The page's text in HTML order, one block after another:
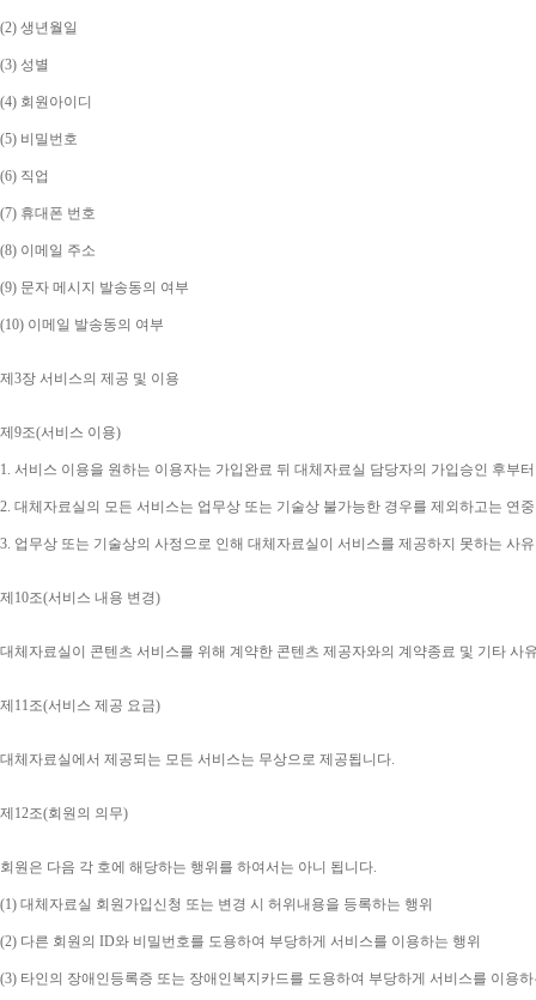
(2) 생년월일
(3) 성별
(4) 회원아이디
(5) 비밀번호
(6) 직업
(7) 휴대폰 번호
(8) 이메일 주소
(9) 문자 메시지 발송동의 여부
(10) 이메일 발송동의 여부
제 3장 서비스의 제공 및 이용
제 9조(서비스 이용)
1. 서비스 이용을 원하는 이용자는 가입완료 뒤 대체자료실 담당자의 가입승인 후부
2. 대체자료실의 모든 서비스는 업무상 또는 기술상 불가능한 경우를 제외하고는 연
3. 업무상 또는 기술상의 사정으로 인해 대체자료실이 서비스를 제공하지 못하는 사
제 10조(서비스 내용 변경)
대체자료실이 콘텐츠 서비스를 위해 계약한 콘텐츠 제공자와의 계약종료 및 기타
제 11조(서비스 제공 요금)
대체자료실에서 제공되는 모든 서비스는 무상으로 제공됩니다.
제 12조(회원의 의무)
회원은 다음 각 호에 해당하는 행위를 하여서는 아니 됩니다.
(1) 대체자료실 회원가입신청 또는 변경 시 허위내용을 등록하는 행위
(2) 다른 회원의 ID와 비밀번호를 도용하여 부당하게 서비스를 이용하는 행위
(3) 타인의 장애인등록증 또는 장애인복지카드를 도용하여 부당하게 서비스를 이용